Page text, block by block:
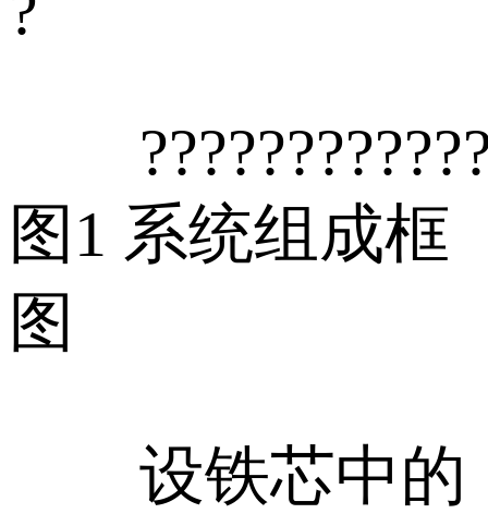
图1 系统组成框
图
设铁芯中的